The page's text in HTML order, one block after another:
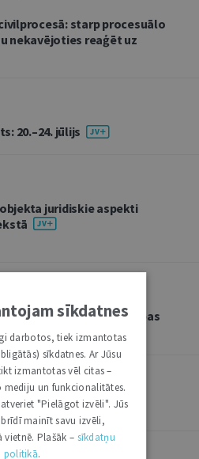
starp procesuālo
nekavējoties reaģēt uz
20.–24. jūlijs
juridiskie aspekti
un būvniecības
13.–17. jūlijs
sīkdatnes
darbotos, tiek izmantotas
sīkdatnes. Ar Jūsu
izmantotas vēl citas –
un funkcionalitātes.
"Pielāgot izvēli". Jūs
mainīt savu izvēli,
vietnē. Plašāk – sīkdatņu
politikā.